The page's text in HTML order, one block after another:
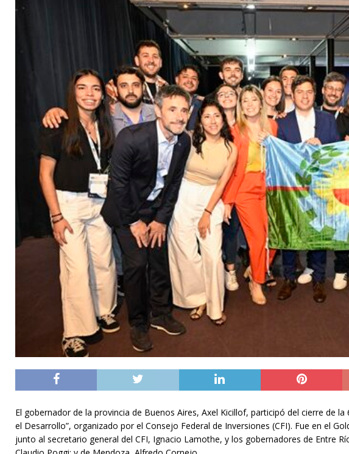
El gobernador de la provincia de Buenos Aires, Axel Kicillof, participó del cierre de
el Desarrollo”, organizado por el Consejo Federal de Inversiones (CFI). Fue en el
junto al secretario general del CFI, Ignacio Lamothe, y los gobernadores de Entre